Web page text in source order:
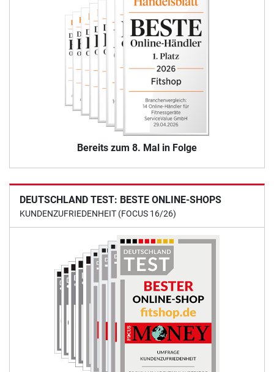
Bereits zum 8. Mal in Folge
DEUTSCHLAND TEST: BESTE ONLINE-SHOPS
KUNDENZUFRIEDENHEIT (FOCUS 16/26)